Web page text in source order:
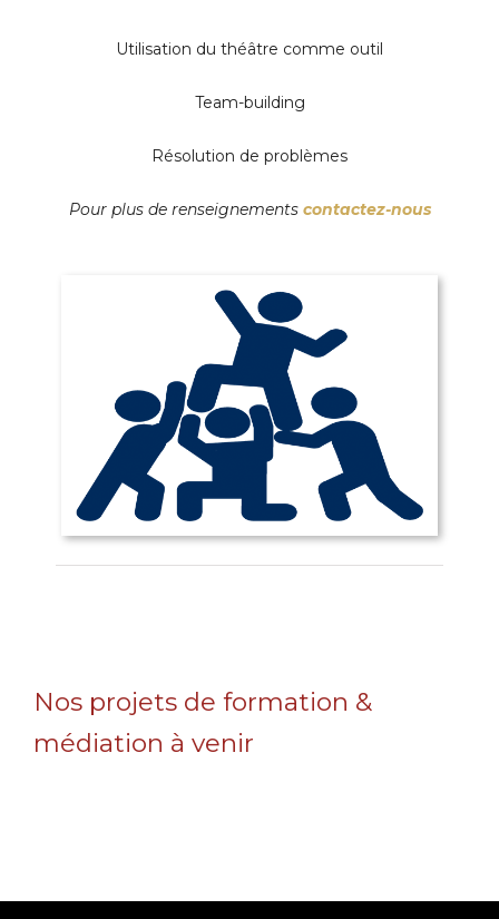
Utilisation du théâtre comme outil
Team-building
Résolution de problèmes
Pour plus de renseignements contactez-nous
Nos projets de formation &
médiation à venir